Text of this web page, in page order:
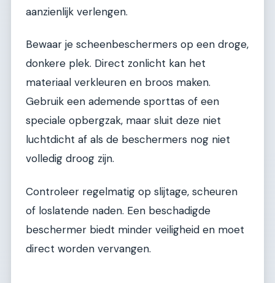
aanzienlijk verlengen.
Bewaar je scheenbeschermers op een droge,
donkere plek. Direct zonlicht kan het
materiaal verkleuren en broos maken.
Gebruik een ademende sporttas of een
speciale opbergzak, maar sluit deze niet
luchtdicht af als de beschermers nog niet
volledig droog zijn.
Controleer regelmatig op slijtage, scheuren
of loslatende naden. Een beschadigde
beschermer biedt minder veiligheid en moet
direct worden vervangen.